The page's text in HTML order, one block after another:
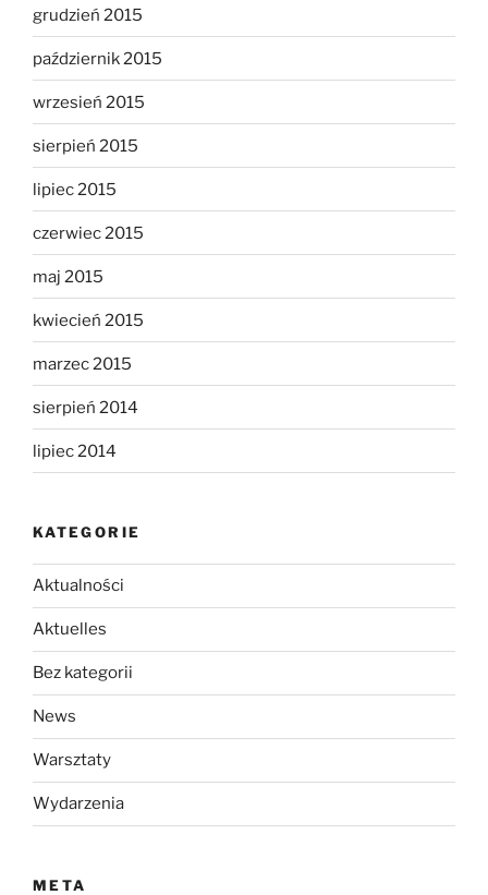
grudzień 2015
październik 2015
wrzesień 2015
sierpień 2015
lipiec 2015
czerwiec 2015
maj 2015
kwiecień 2015
marzec 2015
sierpień 2014
lipiec 2014
KATEGORIE
Aktualności
Aktuelles
Bez kategorii
News
Warsztaty
Wydarzenia
META